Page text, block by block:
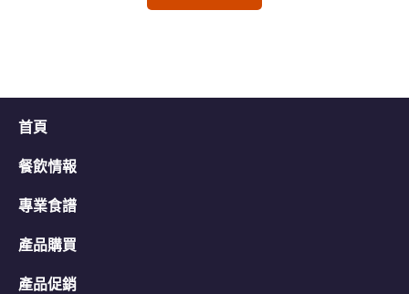
首頁
餐飲情報
專業食譜
產品購買
產品促銷